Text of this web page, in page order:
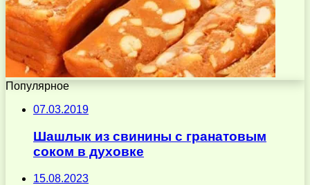
Популярное
07.03.2019
Шашлык из свинины с гранатовым
соком в духовке
15.08.2023